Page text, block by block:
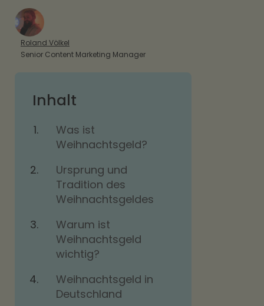
Roland Völkel
Senior Content Marketing Manager
Inhalt
Was ist
Weihnachtsgeld?
Ursprung und
Tradition des
Weihnachtsgeldes
Warum ist
Weihnachtsgeld
wichtig?
Weihnachtsgeld in
Deutschland